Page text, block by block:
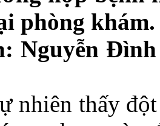
phòng khám.
Nguyễn
nhiên thấy